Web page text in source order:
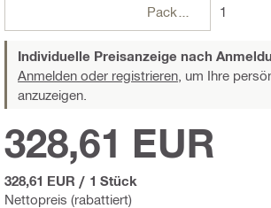
Packungen 1
Individuelle Preisanzeige nach
Anmelden oder registrieren, um Ihre
anzuzeigen.
Nettopreis (rabattiert)
328,61 EUR
328,61 EUR / 1 Stück